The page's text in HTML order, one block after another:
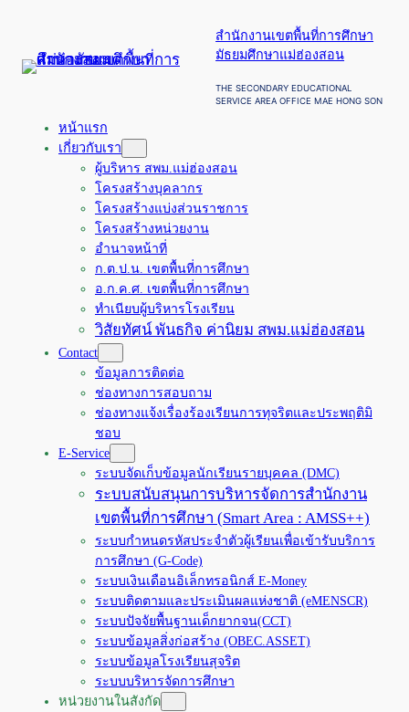
สำนักงานเขตพื้นที่การศึกษา
มัธยมศึกษาแม่ฮ่องสอน
THE SECONDARY EDUCATIONAL
SERVICE AREA OFFICE MAE HONG SON
หน้าแรก
เกี่ยวกับเรา
ผู้บริหาร สพม.แม่ฮ่องสอน
โครงสร้างบุคลากร
โครงสร้างแบ่งส่วนราชการ
โครงสร้างหน่วยงาน
อำนาจหน้าที่
ก.ต.ป.น. เขตพื้นที่การศึกษา
อ.ก.ค.ศ. เขตพื้นที่การศึกษา
ทำเนียบผู้บริหารโรงเรียน
วิสัยทัศน์ พันธกิจ ค่านิยม สพม.แม่ฮ่องสอน
Contact
ข้อมูลการติดต่อ
ช่องทางการสอบถาม
ช่องทางแจ้งเรื่องร้องเรียนการทุจริตและประพฤติมิ
ชอบ
E-Service
ระบบจัดเก็บข้อมูลนักเรียนรายบุคคล (DMC)
ระบบสนับสนุนการบริหารจัดการสำนักงาน
เขตพื้นที่การศึกษา (Smart Area : AMSS++)
ระบบกำหนดรหัสประจำตัวผู้เรียนเพื่อเข้ารับบริการ
การศึกษา (G-Code)
ระบบเงินเดือนอิเล็กทรอนิกส์ E-Money
ระบบติดตามและประเมินผลแห่งชาติ (eMENSCR)
ระบบปัจจัยพื้นฐานเด็กยากจน(CCT)
ระบบข้อมูลสิ่งก่อสร้าง (OBEC.ASSET)
ระบบข้อมูลโรงเรียนสุจริต
ระบบบริหารจัดการศึกษา
หน่วยงานในสังกัด